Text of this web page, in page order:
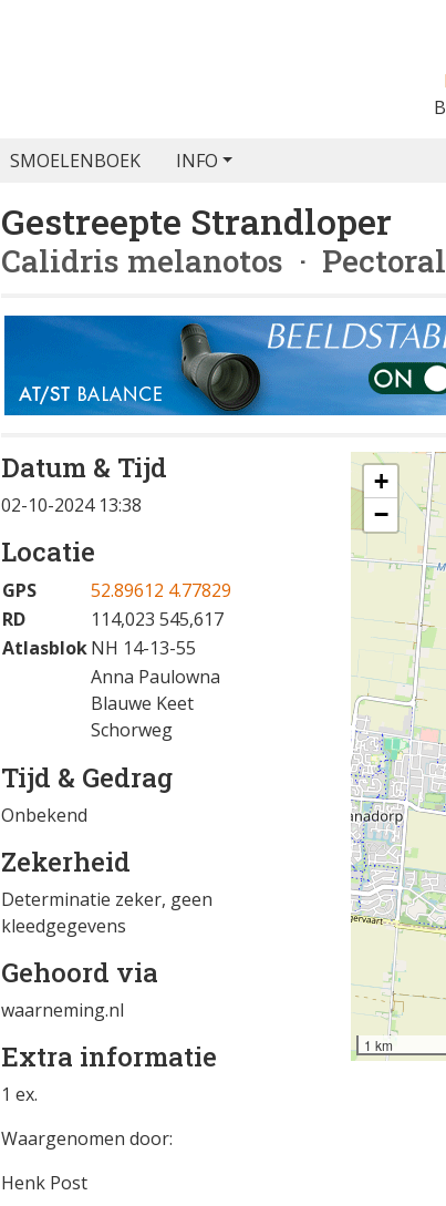
SMOELENBOEK INFO
Gestreepte Strandloper
Calidris melanotos ·
Datum & Tijd
02-10-2024 13:38
Locatie
GPS
52.89612 4.77829
RD
114,023 545,617
AtlasblokNH 14-13-55
Anna Paulowna
Blauwe Keet
Schorweg
Tijd & Gedrag
Onbekend
Zekerheid
Determinatie zeker, geen
kleedgegevens
Gehoord via
waarneming.nl
Extra informatie
1 ex.
Waargenomen door:
Henk Post
+
−
1 km